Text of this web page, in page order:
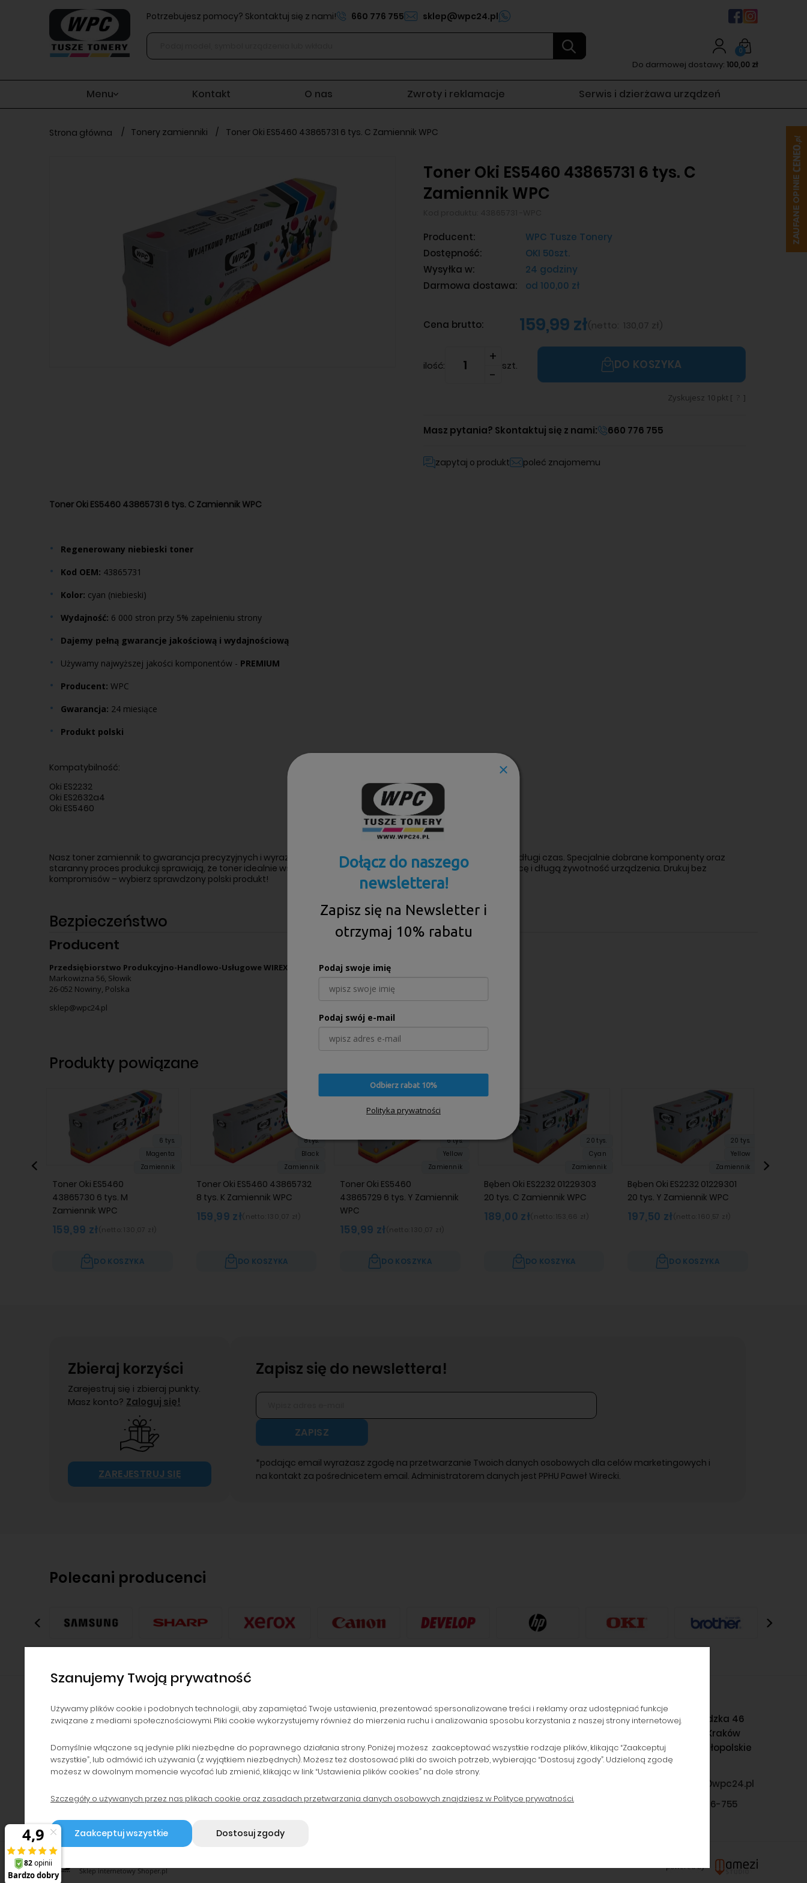
Potrzebujesz pomocy? Skontaktuj się z nami! 660 776 755 sklep@wpc24.pl
0
Do darmowej dostawy: 100,00 zł
Menu Kontakt O nas Zwroty i reklamacje Serwis i dzierżawa urządzeń
Strona główna / Tonery zamienniki / Toner Oki ES5460 43865731 6 tys. C Zamiennik WPC
Toner Oki ES5460 43865731 6 tys. C
Zamiennik WPC
Producent:
WPC Tusze Tonery
Dostępność:
OKI 50szt.
Wysyłka w:
24 godziny
Darmowa dostawa:
od 100,00 zł
Cena brutto: 159,99 zł(netto: 130,07 zł)
ilość: szt. DO KOSZYKA
Zyskujesz 10pkt [ ]
Masz pytania? Skontaktuj się z nami: 660 776 755
zapytaj o produkt poleć znajomemu
Toner Oki ES5460 43865731 6 tys. C Zamiennik WPC
Regenerowany niebieski toner
Kod OEM: 43865731
Kolor: cyan (niebieski)
Wydajność: 6 000 stron przy 5% zapełnieniu strony
Dajemy pełną gwarancje jakościową i wydajnościową
Używamy najwyższej jakości komponentów - PREMIUM
Producent: WPC
Gwarancja: 24 miesiące
Produkt polski
Kompatybilność:
Oki ES2232
Oki ES2632a4
Oki ES5460
Nasz toner zamiennik to gwarancja precyzyjnych i wyrazistych wydruków, które zachowują swoją jakość przez długi czas. Specjalnie dobrane komponenty oraz
staranny proces produkcji sprawiają, że toner idealnie współpracuje z Twoją drukarką, zapewniając płynną pracę i długą żywotność urządzenia. Drukuj bez
kompromisów – wybierz sprawdzony polski produkt!
Bezpieczeństwo
Producent
Przedsiębiorstwo Produkcyjno-Handlowo-Usługowe WIREX PAWEŁ WIRECKI, P.P.H.U. WIREX
Markowizna 56, Słowik
26-052 Nowiny, Polska
sklep@wpc24.pl
Produkty powiązane
6 tys.
Magenta
Zamiennik
Toner Oki ES5460
43865730 6 tys. M
Zamiennik WPC
159,99 zł(netto: 130,07 zł
DO KOSZYKA
8 tys.
Black
Zamiennik
Toner Oki ES5460 43865732
8 tys. K Zamiennik WPC
159,99 zł(netto: 130,07 zł
DO KOSZYKA
6 tys.
Yellow
Zamiennik
Toner Oki ES5460
43865729 6 tys. Y Zamiennik
WPC
159,99 zł(netto: 130,07 zł
DO KOSZYKA
20 tys.
Cyan
Zamiennik
Bęben Oki ES2232 01229303
20 tys. C Zamiennik WPC
189,00 zł(netto: 153,66 zł
DO KOSZYKA
20 tys.
Yellow
Zamiennik
Bęben Oki ES2232 01229301
20 tys. Y Zamiennik WPC
197,50 zł(netto: 160,57 zł
DO KOSZYKA
Zbieraj korzyści
Zarejestruj się i zbieraj punkty.
Masz konto? Zaloguj się!
ZAREJESTRUJ SIĘ
Zapisz się do newslettera!
ZAPISZ
*podając email wyrażasz zgodę na przetwarzanie Twoich danych osobowych dla celów marketingowych i
na kontakt za pośrednicetem email. Administratorem danych jest PPHU Paweł Wirecki.
Polecani producenci
NAWIGACJA
Kontakt i dane firmy
Dzierżawa drukarek
urządzeń
POMOC
Zwroty i reklamacje
Polityka prywatności
Program lojalnościowy
ZAMÓWIENIA
Formy płatności
Koszty dostawy
B2B
POPULARNE KATEGORIE
Drukarki laserowe i Plotery
Drukarki do 800 zł
Tonery zamienniki
Gromadzka 46
30-719 Kraków
woj. małopolskie
sklep@wpc24.pl
660-776-755
Sklep internetowy Shoper.pl
Szanujemy Twoją prywatność
Używamy plików cookie i podobnych technologii, aby zapamiętać Twoje ustawienia, prezentować spersonalizowane treści i reklamy oraz udostępniać funkcje
związane z mediami społecznościowymi. Pliki cookie wykorzystujemy również do mierzenia ruchu i analizowania sposobu korzystania z naszej strony internetowej.
Domyślnie włączone są jedynie pliki niezbędne do poprawnego działania strony. Poniżej możesz zaakceptować wszystkie rodzaje plików, klikając “Zaakceptuj
wszystkie”, lub odmówić ich używania (z wyjątkiem niezbędnych). Możesz też dostosować pliki do swoich potrzeb, wybierając “Dostosuj zgody”. Udzieloną zgodę
możesz w dowolnym momencie wycofać lub zmienić, klikając w link “Ustawienia plików cookies” na dole strony.
Szczegóły o używanych przez nas plikach cookie oraz zasadach przetwarzania danych osobowych znajdziesz w Polityce prywatności.
Dostosuj zgody
Zaakceptuj wszystkie
Dołącz do naszego
newslettera!
Zapisz się na Newsletter i
otrzymaj 10% rabatu
Podaj swoje imię
Podaj swój e-mail
Odbierz rabat 10%
Polityka prywatności